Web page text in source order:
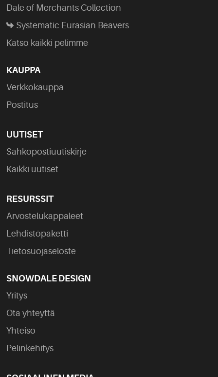
Dale of Merchants Collection
Systematic Eurasian Beavers
Katso kaikki pelimme
KAUPPA
Verkkokauppa
Postitus
UUTISET
Sähköpostiuutiskirje
Kaikki uutiset
RESURSSIT
Arvostelukappaleet
Lehdistöpaketti
Tietosuojaseloste
SNOWDALE DESIGN
Yritys
Ota yhteyttä
Yhteisö
Pelinkehitys